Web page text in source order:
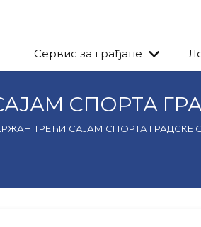
Сервис за грађане
СПОРТА
ТРЕЋИ САЈАМ СПОРТА